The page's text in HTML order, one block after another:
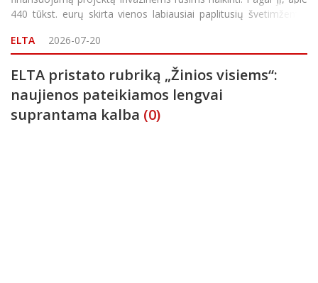
440 tūkst. eurų skirta vienos labiausiai paplitusių švetimžemių
ELTA
2026-07-20
ELTA pristato rubriką „Žinios visiems“:
naujienos pateikiamos lengvai
suprantama kalba (0)